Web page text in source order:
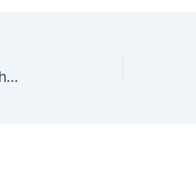
And again: Murphy’s law der Kinderkrankheiten